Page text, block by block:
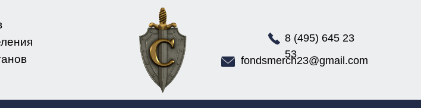
fondsmerch23@gmail.com
8 (495) 645 23
53